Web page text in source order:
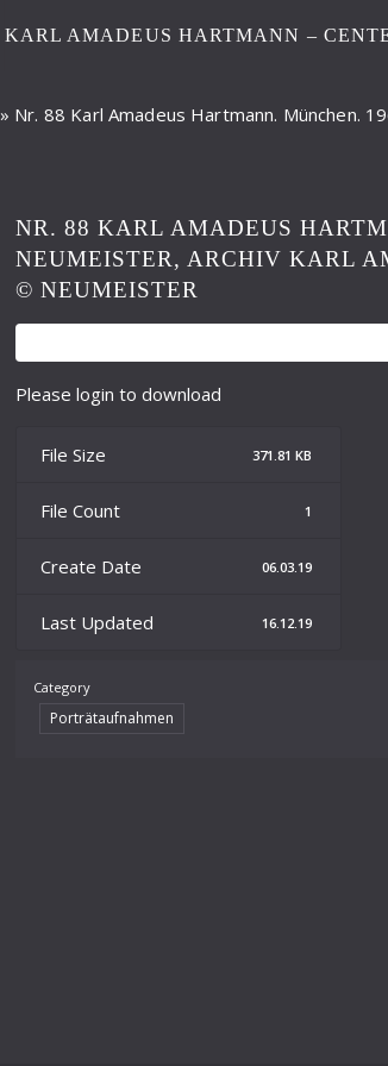
KARL AMADEUS HARTMANN –
» Nr. 88 Karl Amadeus Hartmann. München.
NR. 88 KARL AMADEUS
NEUMEISTER, ARCHIV KARL
© NEUMEISTER
Please login to download
File Size 371.81 KB
File Count 1
Create Date 06.03.19
Last Updated 16.12.19
Category
Porträtaufnahmen